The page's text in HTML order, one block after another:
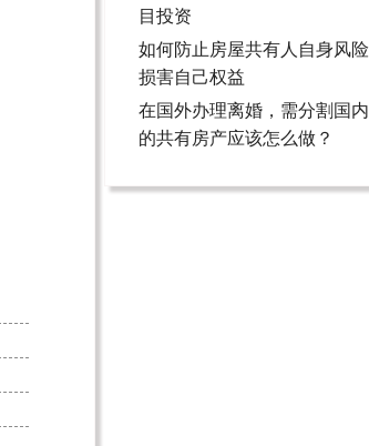
目投资
如何防止房屋共有人自身风险
损害自己权益
在国外办理离婚，需分割国内
的共有房产应该怎么做？